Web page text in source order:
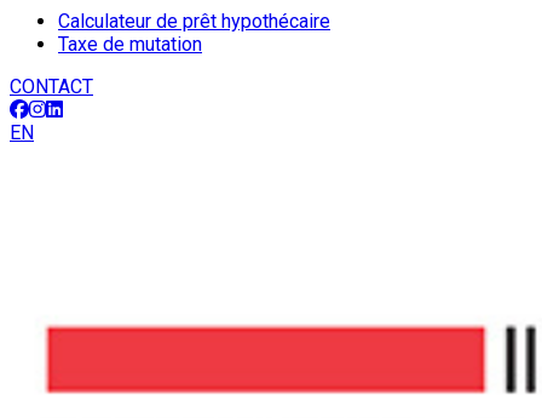
Calculateur de prêt hypothécaire
Taxe de mutation
CONTACT
EN